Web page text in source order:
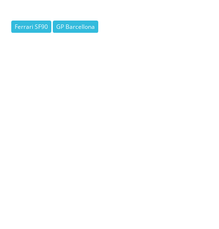
Ferrari SF90 GP Barcellona